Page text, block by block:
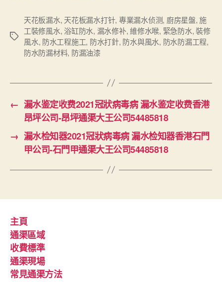
Tags
天花板漏水, 天花板漏水打针, 專業漏水侦测, 廚房星盤,施
工裝修風水, 浴缸防水, 漏水修补,維修水喉, 緊急防水,裝修
風水, 防水工程施工, 防水打針, 防水與風水, 防水防漏工程,
防水防漏材料, 防漏油漆
← 漏水鉴定收费2021冠狀病毒病 漏水鉴定收费香港
昂坪公司-昂坪通渠大王公司54485818
→ 漏水检知器2021冠狀病毒病 漏水检知器香港石門
甲公司-石門甲通渠大王公司54485818
主頁
通渠區域
收費標準
通渠現場
常見通渠方法